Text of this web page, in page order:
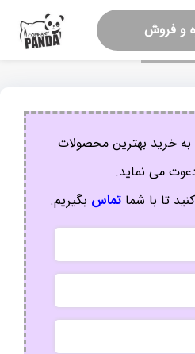
و فروش
به خرید بهترین محصولات
می نماید.
کنید تا با شماتماس بگیریم.